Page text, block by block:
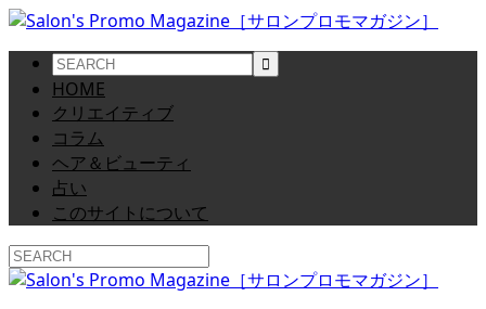
HOME
クリエイティブ
コラム
ヘア＆ビューティ
占い
このサイトについて